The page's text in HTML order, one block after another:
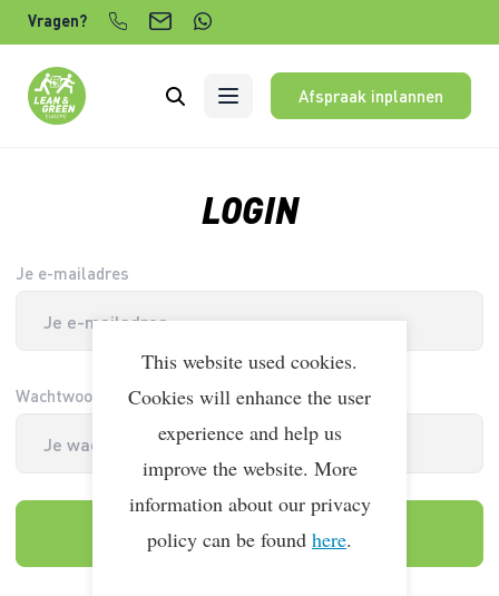
Verder naar content
Vragen?
Afspraak inplannen
LOGIN
Je e-mailadres
Wachtwoord
Login
This website used cookies.
Cookies will enhance the user
experience and help us
improve the website. More
information about our privacy
policy can be found here.